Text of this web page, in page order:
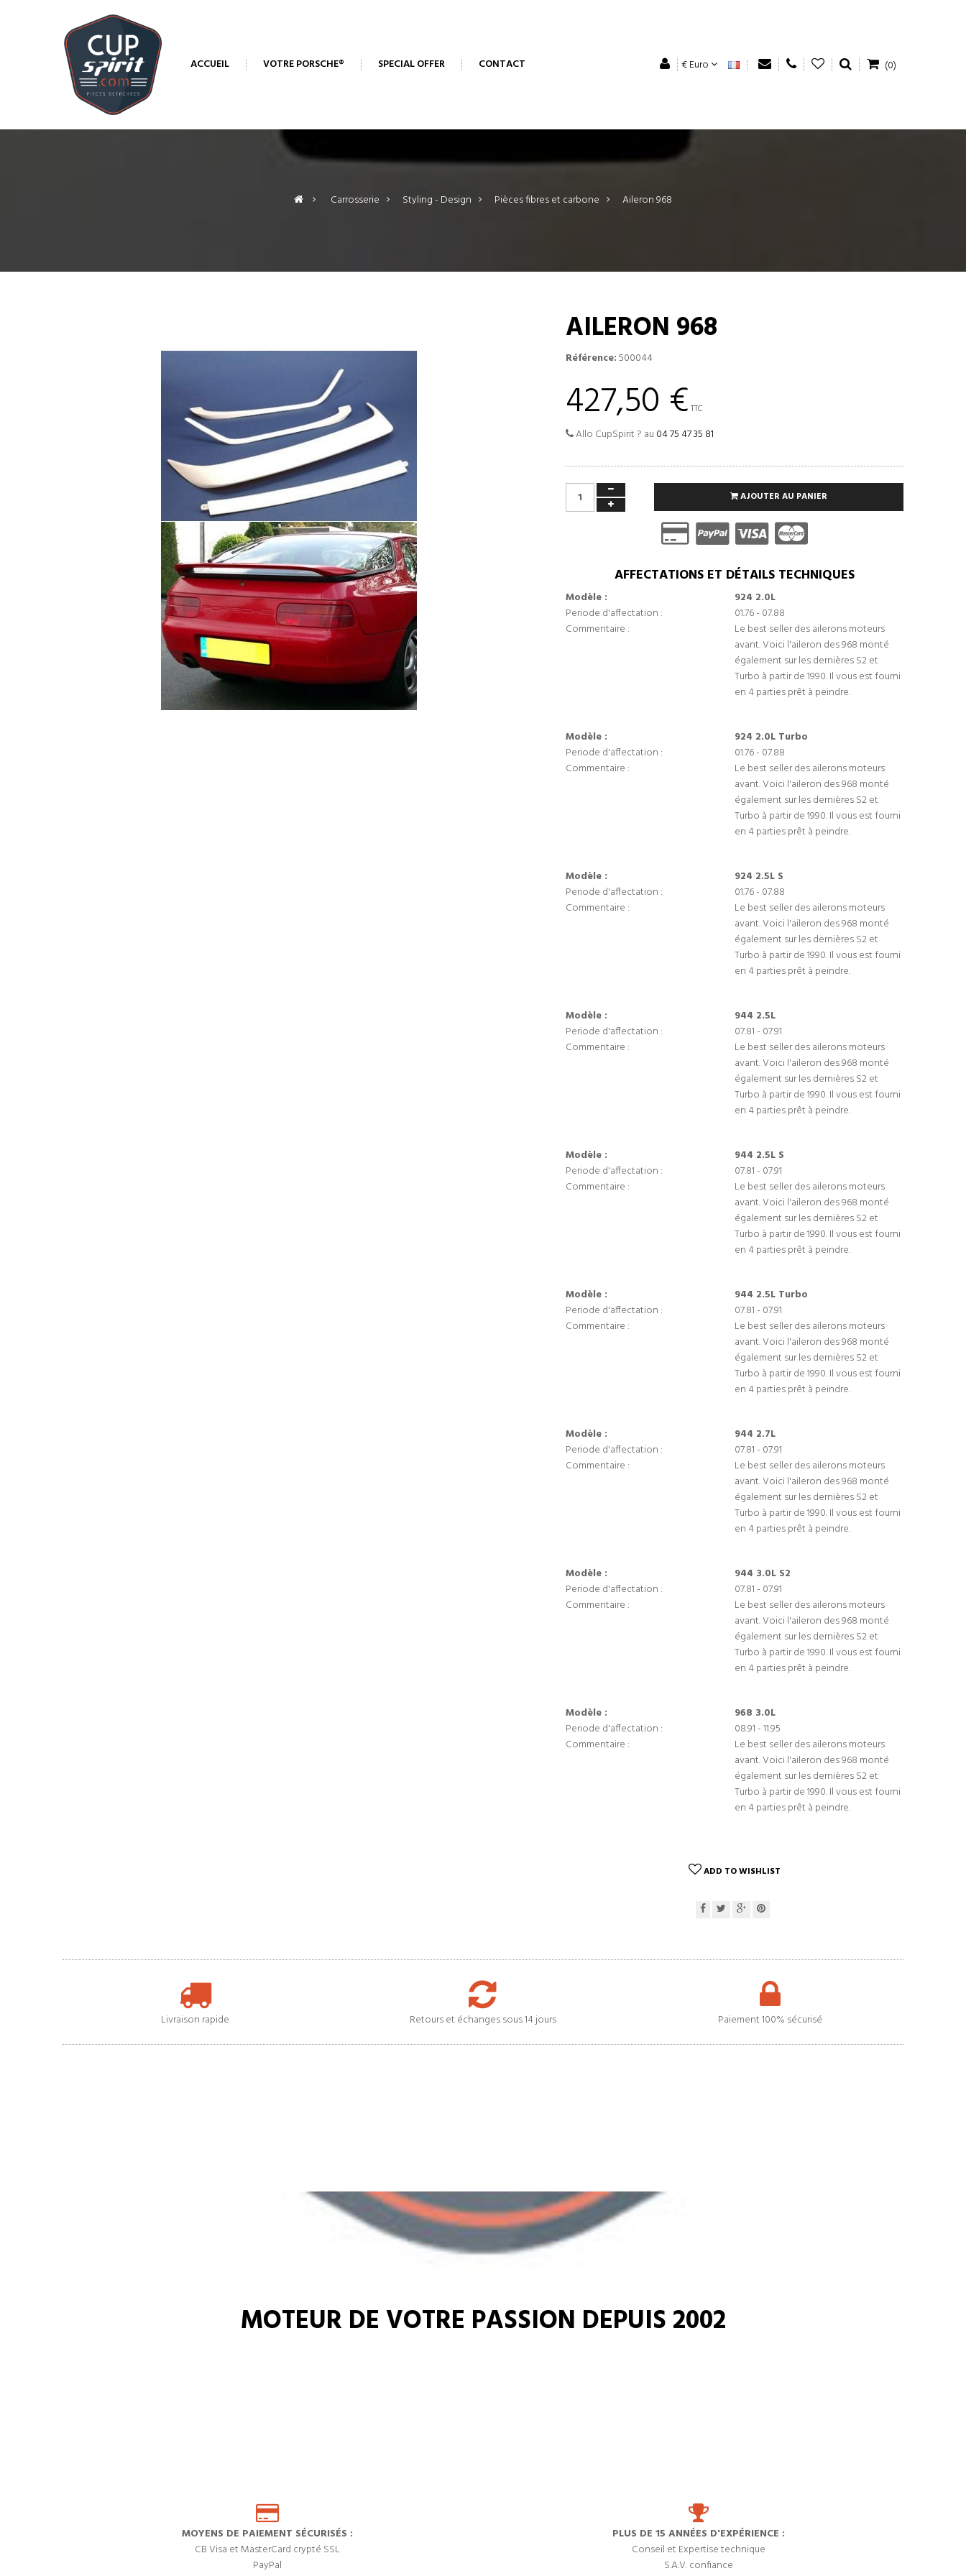
ACCUEIL VOTRE PORSCHE® SPECIAL OFFER CONTACT € Euro (0)
> Carrosserie > Styling - Design > Pièces fibres et carbone > Aileron 968
AILERON 968
Référence:500044
427,50 € TTC
Allo CupSpirit ? au 04 75 47 35 81
AJOUTER AU PANIER
AFFECTATIONS ET DÉTAILS TECHNIQUES
Modèle :
924 2.0L
Periode d'affectation :
01.76 - 07.88
Commentaire :
Le best seller des ailerons moteurs
avant. Voici l'aileron des 968 monté
également sur les dernières S2 et
Turbo à partir de 1990. Il vous est fourni
en 4 parties prêt à peindre.
Modèle :
924 2.0L Turbo
Periode d'affectation :
01.76 - 07.88
Commentaire :
Le best seller des ailerons moteurs
avant. Voici l'aileron des 968 monté
également sur les dernières S2 et
Turbo à partir de 1990. Il vous est fourni
en 4 parties prêt à peindre.
Modèle :
924 2.5L S
Periode d'affectation :
01.76 - 07.88
Commentaire :
Le best seller des ailerons moteurs
avant. Voici l'aileron des 968 monté
également sur les dernières S2 et
Turbo à partir de 1990. Il vous est fourni
en 4 parties prêt à peindre.
Modèle :
944 2.5L
Periode d'affectation :
07.81 - 07.91
Commentaire :
Le best seller des ailerons moteurs
avant. Voici l'aileron des 968 monté
également sur les dernières S2 et
Turbo à partir de 1990. Il vous est fourni
en 4 parties prêt à peindre.
Modèle :
944 2.5L S
Periode d'affectation :
07.81 - 07.91
Commentaire :
Le best seller des ailerons moteurs
avant. Voici l'aileron des 968 monté
également sur les dernières S2 et
Turbo à partir de 1990. Il vous est fourni
en 4 parties prêt à peindre.
Modèle :
944 2.5L Turbo
Periode d'affectation :
07.81 - 07.91
Commentaire :
Le best seller des ailerons moteurs
avant. Voici l'aileron des 968 monté
également sur les dernières S2 et
Turbo à partir de 1990. Il vous est fourni
en 4 parties prêt à peindre.
Modèle :
944 2.7L
Periode d'affectation :
07.81 - 07.91
Commentaire :
Le best seller des ailerons moteurs
avant. Voici l'aileron des 968 monté
également sur les dernières S2 et
Turbo à partir de 1990. Il vous est fourni
en 4 parties prêt à peindre.
Modèle :
944 3.0L S2
Periode d'affectation :
07.81 - 07.91
Commentaire :
Le best seller des ailerons moteurs
avant. Voici l'aileron des 968 monté
également sur les dernières S2 et
Turbo à partir de 1990. Il vous est fourni
en 4 parties prêt à peindre.
Modèle :
968 3.0L
Periode d'affectation :
08.91 - 11.95
Commentaire :
Le best seller des ailerons moteurs
avant. Voici l'aileron des 968 monté
également sur les dernières S2 et
Turbo à partir de 1990. Il vous est fourni
en 4 parties prêt à peindre.
ADD TO WISHLIST
Livraison rapide Retours et échanges sous 14 jours Paiement 100% sécurisé
MOTEUR DE VOTRE PASSION DEPUIS 2002
MOYENS DE PAIEMENT SÉCURISÉS :
CB Visa et MasterCard crypté SSL
PayPal
PLUS DE 15 ANNÉES D'EXPÉRIENCE :
Conseil et Expertise technique
S.A.V. confiance